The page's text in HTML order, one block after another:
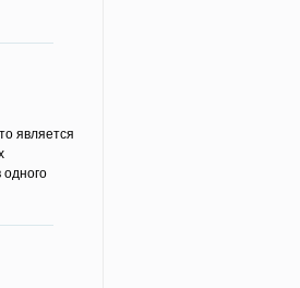
является
одного